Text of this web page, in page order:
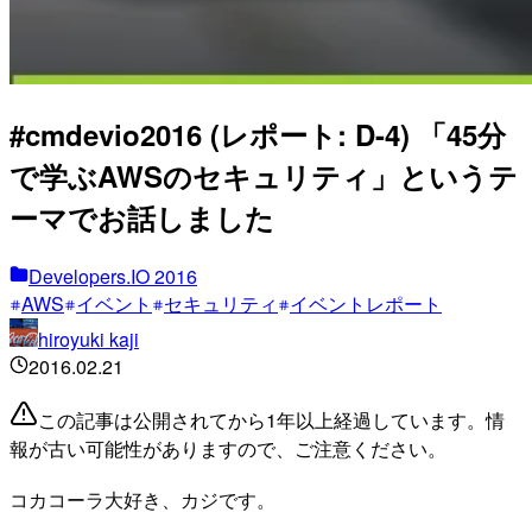
#cmdevio2016 (レポート: D-4) 「45分
で学ぶAWSのセキュリティ」というテ
ーマでお話しました
Developers.IO 2016
AWS イベント セキュリティ
イベントレポート
hiroyuki kaji
2016.02.21
この記事は公開されてから1年以上経過しています。情
報が古い可能性がありますので、ご注意ください。
コカコーラ大好き、カジです。